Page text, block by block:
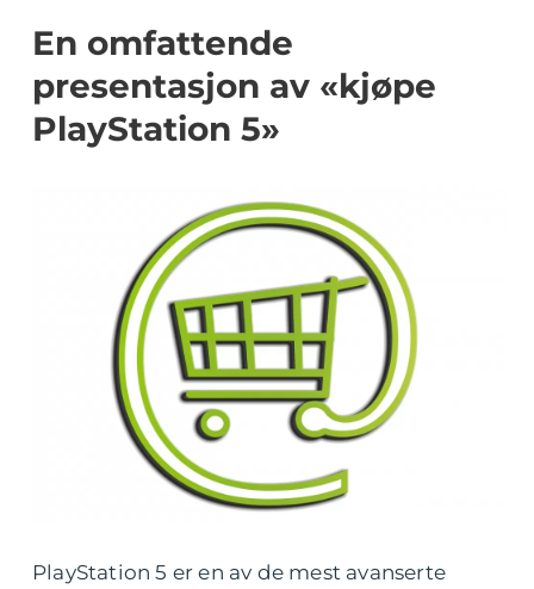
En omfattende
presentasjon av «kjøpe
PlayStation 5»
PlayStation 5 er en av de mest avanserte